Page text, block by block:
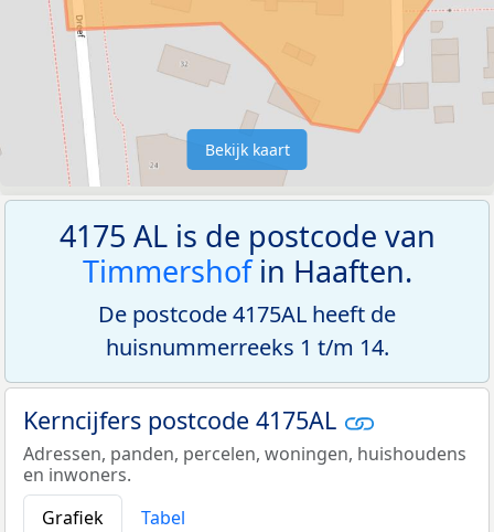
Bekijk kaart
4175 AL is de postcode van
Timmershofin Haaften.
De postcode 4175AL heeft de
huisnummerreeks 1 t/m 14.
Kerncijfers postcode 4175AL
Adressen, panden, percelen, woningen, huishoudens
en inwoners.
Grafiek
Tabel